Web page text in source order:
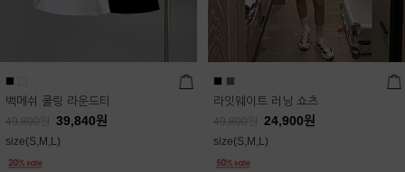
백메쉬 쿨링 라운드티
49,800 39,840원
size(S,M,L)
라잇웨이트 러닝 쇼츠
49,800 24,900원
size(S,M,L)